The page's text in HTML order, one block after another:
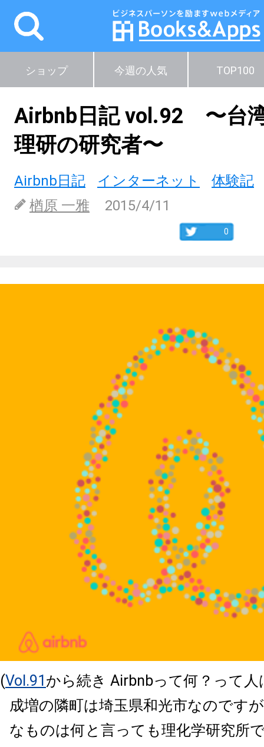
ショップ 今週の人気 TOP100
Airbnb日記 vol.92 〜台
理研の研究者〜
Airbnb日記 インターネット
体験記
楢原 一雅
2015/4/11
0
(Vol.91 から続き Airbnbって何？って
成増の隣町は埼玉県和光市なのです
なものは何と言っても理化学研究所